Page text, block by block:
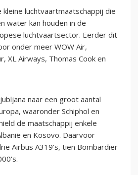
luchtvaartmaatschappij die
water kan houden in de
luchtvaartsector. Eerder dit
onder meer WOW Air,
XL Airways, Thomas Cook en
naar een groot aantal
waaronder Schiphol en
de maatschappij enkele
en Kosovo. Daarvoor
Airbus A319's, tien Bombardier